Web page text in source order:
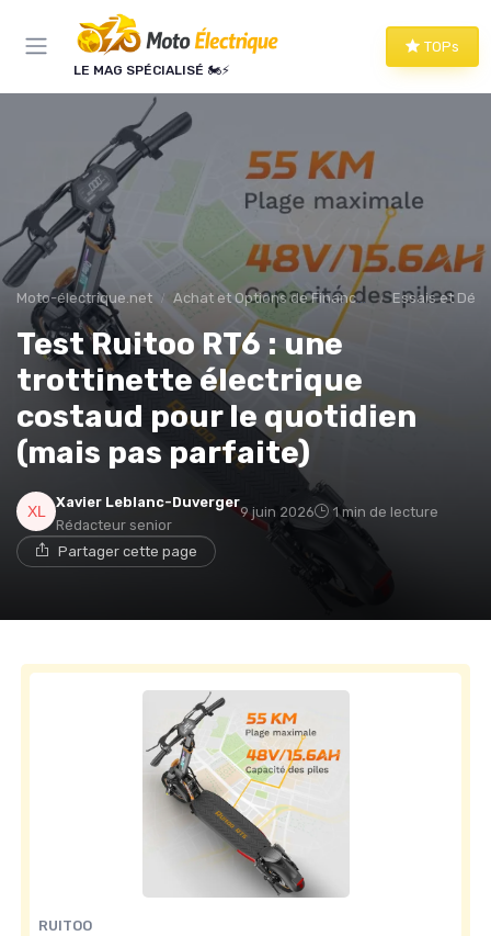
LE MAG SPÉCIALISÉ 🏍️⚡
TOPs
Moto-électrique.net Achat et Options de Financement Essais et
Test Ruitoo RT6 : une
trottinette électrique
costaud pour le quotidien
(mais pas parfaite)
Xavier Leblanc-Duverger
Rédacteur senior
9 juin 2026 1 min de lecture
Partager cette page
RUITOO
Panneau de gestion des cookies